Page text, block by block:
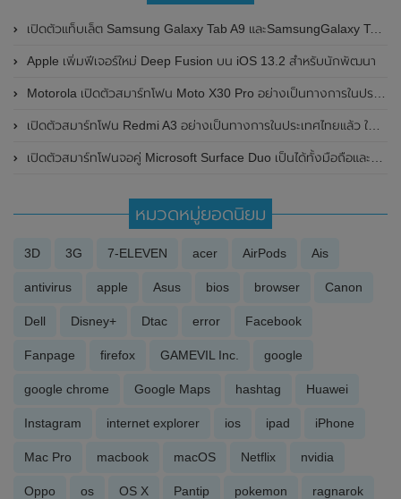
เปิดตัวแท็บเล็ต Samsung Galaxy Tab A9 และSamsungGalaxy Tab A9+ อย่างเป็นทางการแล้ว
Apple เพิ่มฟีเจอร์ใหม่ Deep Fusion บน iOS 13.2 สำหรับนักพัฒนา
Motorola เปิดตัวสมาร์ทโฟน Moto X30 Pro อย่างเป็นทางการในประเทศจีน รุ่นแรกของโลกที่มีกล้องความละเอียดสูงถึง 200MP มาพร้อมชิปเซ็ต Snapdragon 8+ Gen 1 และรองรับชาร์จไว 120W
เปิดตัวสมาร์ทโฟน Redmi A3 อย่างเป็นทางการในประเทศไทยแล้ว ในราคาเริ่มต้นเพียง 2,699 บาท
เปิดตัวสมาร์ทโฟนจอคู่ Microsoft Surface Duo เป็นได้ทั้งมือถือและแท็บเล็ต
หมวดหมู่ยอดนิยม
3D 3G 7-ELEVEN acer AirPods Ais
antivirus apple Asus bios browser Canon
Dell Disney+ Dtac error Facebook
Fanpage firefox GAMEVIL Inc. google
google chrome Google Maps hashtag Huawei
Instagram internet explorer ios ipad iPhone
Mac Pro macbook macOS Netflix nvidia
Oppo os OS X Pantip pokemon ragnarok